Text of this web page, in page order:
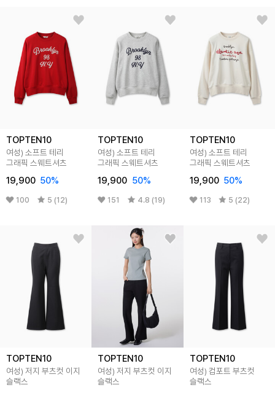
TOPTEN10
여성) 소프트 테리
그래픽 스웨트셔츠
19,900 50%
100 5 (12)
TOPTEN10
여성) 소프트 테리
그래픽 스웨트셔츠
19,900 50%
151 4.8 (19)
TOPTEN10
여성) 소프트 테리
그래픽 스웨트셔츠
19,900 50%
113 5 (22)
TOPTEN10
여성) 저지 부츠컷 이지
슬랙스
TOPTEN10
여성) 저지 부츠컷 이지
슬랙스
TOPTEN10
여성) 컴포트 부츠컷
슬랙스